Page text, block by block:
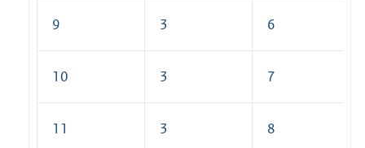
9 3 6
10 3 7
11 3 8